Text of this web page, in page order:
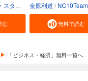
む
金原利道 NC10Team
無料で読む
「ビジネス・経済」無料一覧へ